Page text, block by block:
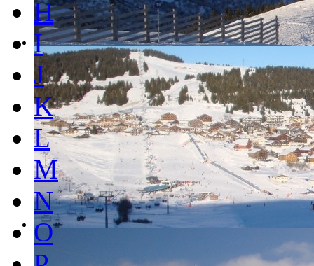
H
I
J
K
L
M
N
O